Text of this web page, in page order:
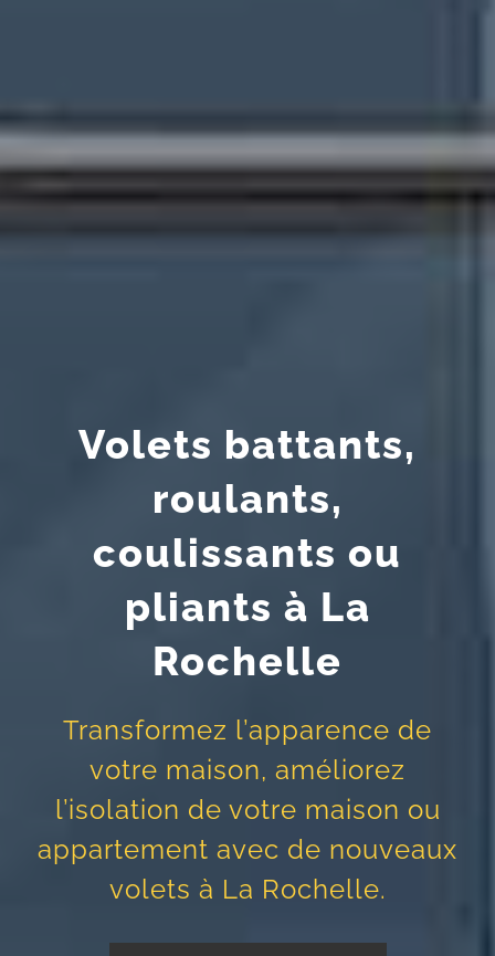
Volets battants,
roulants,
coulissants ou
pliants à La
Rochelle
Transformez l’apparence de
votre maison, améliorez
l’isolation de votre maison ou
appartement avec de nouveaux
volets à La Rochelle.